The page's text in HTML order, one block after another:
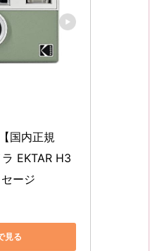
国内正規
EKTAR H3
ージ
見る